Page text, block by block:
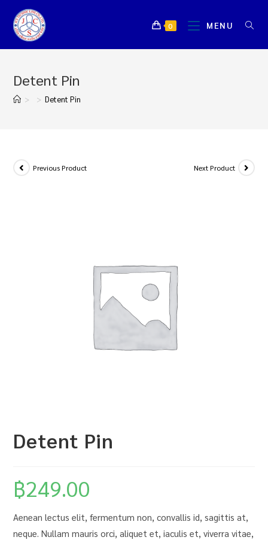
0 MENU
Detent Pin
> > Detent Pin
Previous Product Next Product
Detent Pin
฿249.00
Aenean lectus elit, fermentum non, convallis id, sagittis at,
neque. Nullam mauris orci, aliquet et, iaculis et, viverra vitae,